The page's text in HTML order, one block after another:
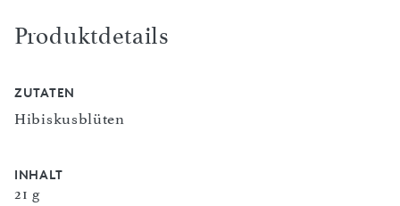
Produktdetails
ZUTATEN
Hibiskusblüten
INHALT
21 g